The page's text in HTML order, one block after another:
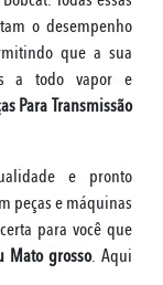
o desempenho
que a sua
a todo vapor e
Para Transmissão
e pronto
peças e máquinas
para você que
Mato grosso. Aqui